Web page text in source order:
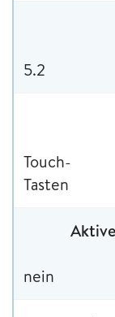
5.2
Touch-
Tasten
nein